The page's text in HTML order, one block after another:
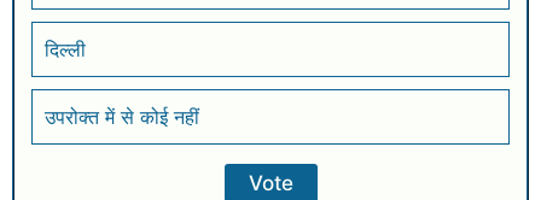
दिल्ली
उपरोक्त में से कोई नहीं